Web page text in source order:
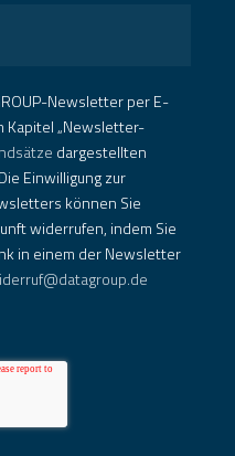
Newsletter per E-
Kapitel „Newsletter-
dargestellten
Einwilligung zur
können Sie
widerrufen, indem Sie
in einem der Newsletter